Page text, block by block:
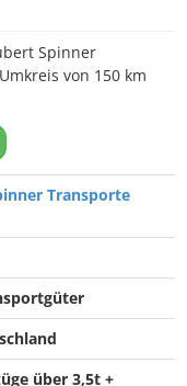
Spinner
von 150 km
Transporte
über 3,5t +